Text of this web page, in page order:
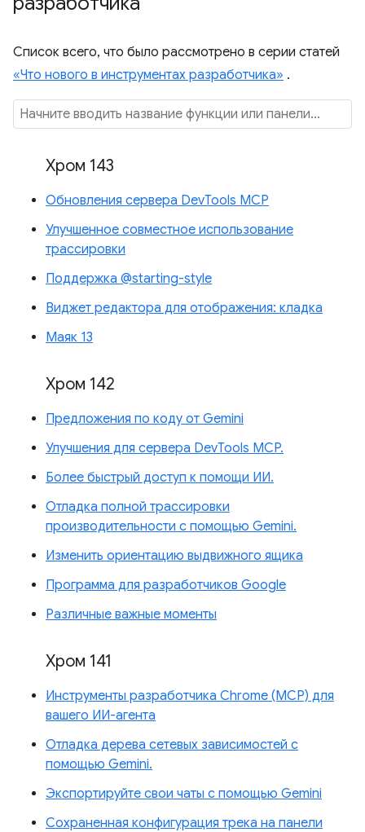
Список всего, что было рассмотрено в серии статей
«Что нового в инструментах разработчика» .
Хром 143
Обновления сервера DevTools MCP
Улучшенное совместное использование
трассировки
Поддержка @starting-style
Виджет редактора для отображения: кладка
Маяк 13
Хром 142
Предложения по коду от Gemini
Улучшения для сервера DevTools MCP.
Более быстрый доступ к помощи ИИ.
Отладка полной трассировки
производительности с помощью Gemini.
Изменить ориентацию выдвижного ящика
Программа для разработчиков Google
Различные важные моменты
Хром 141
Инструменты разработчика Chrome (MCP) для
вашего ИИ-агента
Отладка дерева сетевых зависимостей с
помощью Gemini.
Экспортируйте свои чаты с помощью Gemini
Сохраненная конфигурация трека на панели